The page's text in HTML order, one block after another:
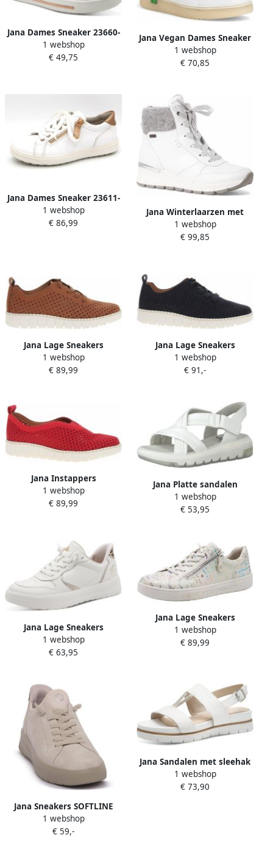
Jana Dames Sneaker 23660-
152 Wit Rosegoud Wijdte H
1 webshop
€ 49,75
Jana Vegan Dames Sneaker
8 8 23780 28 165 RELAX fit
1 webshop
€ 70,85
Jana Dames Sneaker 23611-
108 Wit Wijdte H
1 webshop
€ 86,99
Jana Winterlaarzen met
textielrand
1 webshop
€ 99,85
Jana Lage Sneakers
82365046305
1 webshop
€ 89,99
Jana Lage Sneakers
82365046805
1 webshop
€ 91,-
Jana Instappers
82456046500
1 webshop
€ 89,99
Jana Platte sandalen
1 webshop
€ 53,95
Jana Lage Sneakers
1 webshop
€ 63,95
Jana Lage Sneakers
82366042192
1 webshop
€ 89,99
Jana Sneakers SOFTLINE
OFFWHITE
1 webshop
€ 59,-
Jana Sandalen met sleehak
1 webshop
€ 73,90